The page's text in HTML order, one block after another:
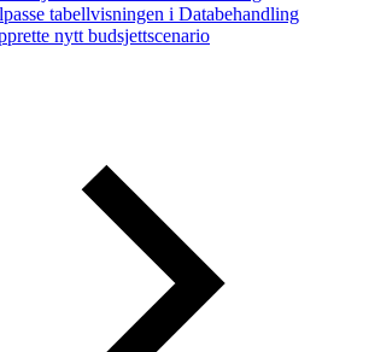
tabellvisningen i Databehandling
nytt budsjettscenario